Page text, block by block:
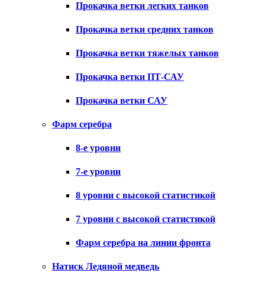
Прокачка ветки легких танков
Прокачка ветки средних танков
Прокачка ветки тяжелых танков
Прокачка ветки ПТ-САУ
Прокачка ветки САУ
Фарм серебра
8-е уровни
7-е уровни
8 уровни с высокой статистикой
7 уровни с высокой статистикой
Фарм серебра на линии фронта
Натиск Ледяной медведь